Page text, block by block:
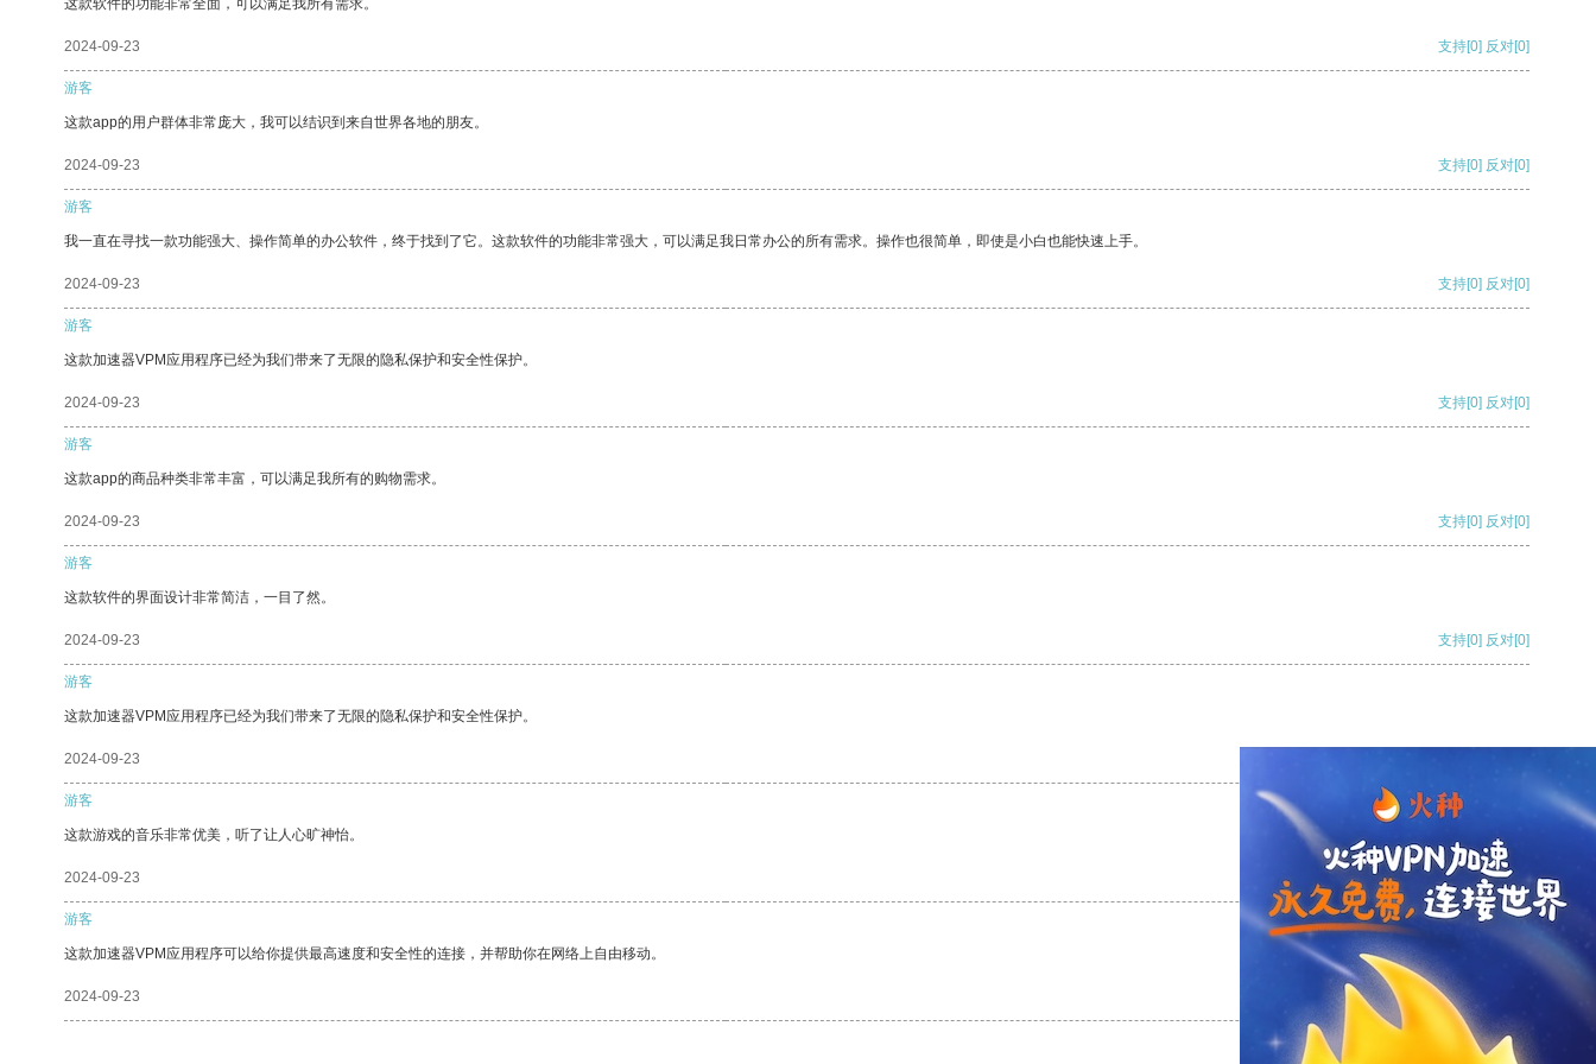
这款软件的功能非常全面，可以满足我所有需求。
2024-09-23 支持[0] 反对[0]
游客
这款app的用户群体非常庞大，我可以结识到来自世界各地的朋友。
2024-09-23 支持[0] 反对[0]
游客
我一直在寻找一款功能强大、操作简单的办公软件，终于找到了它。这款软件的功能非常强大，可以满足我日常办公的所有需求。操作也很简单，即使是小白也能快速上手。
2024-09-23 支持[0] 反对[0]
游客
这款加速器VPM应用程序已经为我们带来了无限的隐私保护和安全性保护。
2024-09-23 支持[0] 反对[0]
游客
这款app的商品种类非常丰富，可以满足我所有的购物需求。
2024-09-23 支持[0] 反对[0]
游客
这款软件的界面设计非常简洁，一目了然。
2024-09-23 支持[0] 反对[0]
游客
这款加速器VPM应用程序已经为我们带来了无限的隐私保护和安全性保护。
2024-09-23
游客
这款游戏的音乐非常优美，听了让人心旷神怡。
2024-09-23 支持 [0] 反对 [0]
游客
这款加速器VPM应用程序可以给你提供最高速度和安全性的连接，并帮助你在网络上自由移动。
2024-09-23 支持